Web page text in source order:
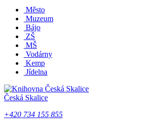
Město
Muzeum
Bájo
ZŠ
MŠ
Vodárny
Kemp
Jídelna
Česká Skalice
+420 734 155 855